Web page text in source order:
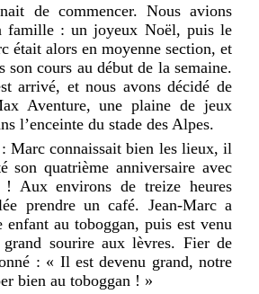
de commencer. Nous avions
famille : un joyeux Noël, puis le
alors en moyenne section, et
son cours au début de la semaine.
arrivé, et nous avons décidé de
Aventure, une plaine de jeux
l’enceinte du stade des Alpes.
Marc connaissait bien les lieux, il
son quatrième anniversaire avec
! Aux environs de treize heures
prendre un café. Jean-Marc a
enfant au toboggan, puis est venu
sourire aux lèvres. Fier de
: « Il est devenu grand, notre
bien au toboggan ! »